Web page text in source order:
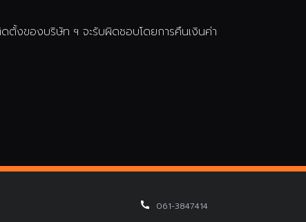
ตั้งของบริษัท ฯ จะรับผิดชอบโดยการคืนเงินค่า
061-3847414